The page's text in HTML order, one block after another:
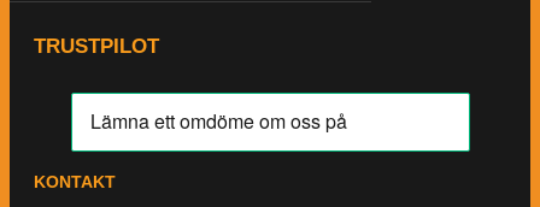
TRUSTPILOT
KONTAKT